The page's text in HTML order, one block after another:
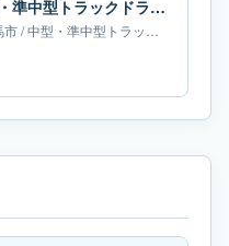
福島第一物流株式会社の中型・準中型トラックドライバー求人｜福島県相馬市｜月給40万-67万円
市/中型・準中型トラックドライバー